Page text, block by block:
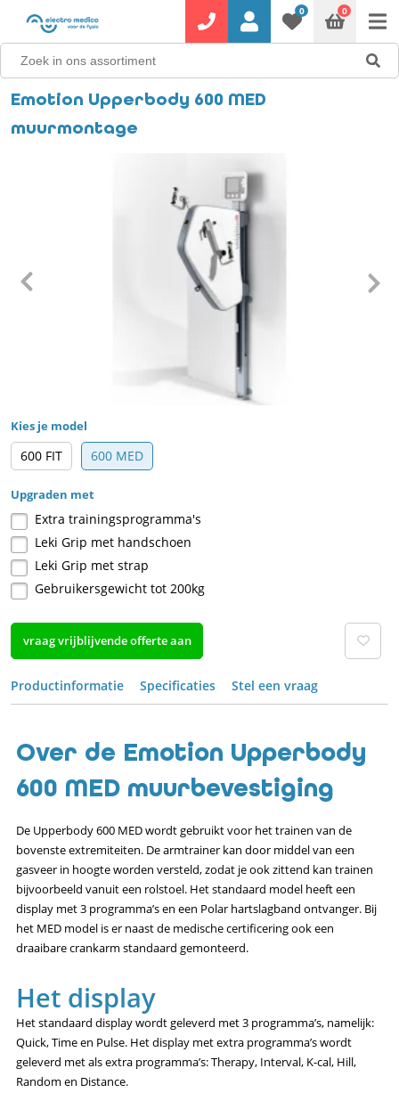
0 0
Emotion Upperbody 600 MED
muurmontage
Kies je model
600 FIT 600 MED
Upgraden met
Extra trainingsprogramma's
Leki Grip met handschoen
Leki Grip met strap
Gebruikersgewicht tot 200kg
vraag vrijblijvende offerte aan
Productinformatie Specificaties Stel een vraag
Over de Emotion Upperbody
600 MED muurbevestiging
De Upperbody 600 MED wordt gebruikt voor het trainen van de
bovenste extremiteiten. De armtrainer kan door middel van een
gasveer in hoogte worden versteld, zodat je ook zittend kan trainen
bijvoorbeeld vanuit een rolstoel. Het standaard model heeft een
display met 3 programma’s en een Polar hartslagband ontvanger. Bij
het MED model is er naast de medische certificering ook een
draaibare crankarm standaard gemonteerd.
Het display
Het standaard display wordt geleverd met 3 programma’s, namelijk:
Quick, Time en Pulse. Het display met extra programma’s wordt
geleverd met als extra programma’s: Therapy, Interval, K-cal, Hill,
Random en Distance.